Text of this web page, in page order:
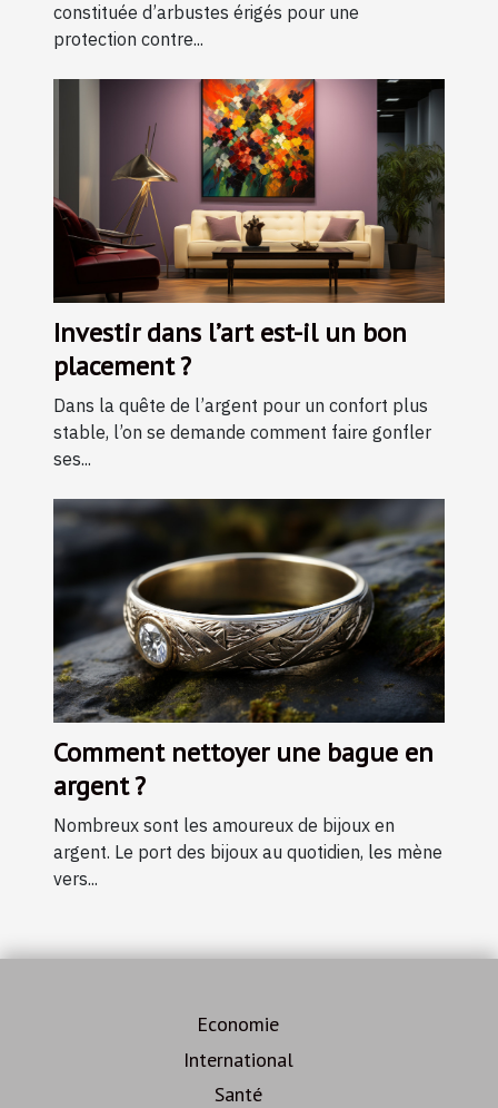
constituée d’arbustes érigés pour une
protection contre...
Investir dans l’art est-il un bon
placement ?
Dans la quête de l’argent pour un confort plus
stable, l’on se demande comment faire gonfler
ses...
Comment nettoyer une bague en
argent ?
Nombreux sont les amoureux de bijoux en
argent. Le port des bijoux au quotidien, les mène
vers...
Economie
International
Santé